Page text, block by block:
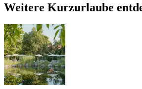
Weitere Kurzurlaube